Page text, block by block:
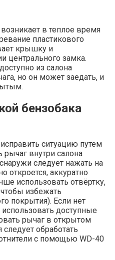
в теплое время
пластикового
крышку и
центрального замка.
из салона
но он может заедать, и
бензобака
ситуацию путем
внутри салона
следует нажать на
откроется, аккуратно
использовать отвёртку,
избежать
покрытия). Если нет
доступные
рычаг в открытом
обработать
с помощью WD-40